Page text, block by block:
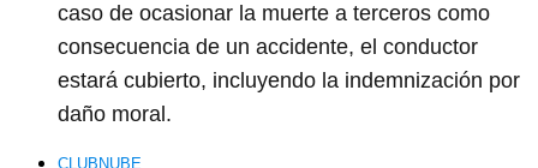
caso de ocasionar la muerte a terceros como
consecuencia de un accidente, el conductor
estará cubierto, incluyendo la indemnización por
daño moral.
CLUBNUBE